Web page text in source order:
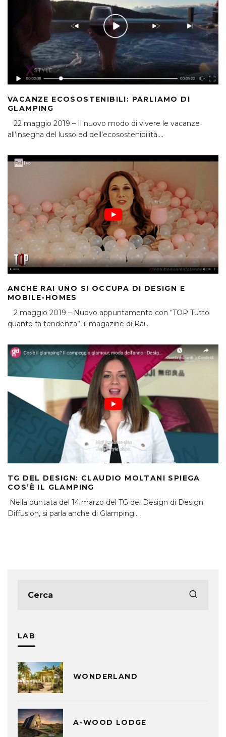
VACANZE ECOSOSTENIBILI: PARLIAMO DI
GLAMPING
22 maggio 2019 – Il nuovo modo di vivere le vacanze
all’insegna del lusso ed dell’ecosostenibilità....
ANCHE RAI UNO SI OCCUPA DI DESIGN E
MOBILE-HOMES
2 maggio 2019 – Nuovo appuntamento con “TOP Tutto
quanto fa tendenza”, il magazine di Rai...
TG DEL DESIGN: CLAUDIO MOLTANI SPIEGA
COS’È IL GLAMPING
Nella puntata del 14 marzo del TG del Design di Design
Diffusion, si parla anche di Glamping...
LAB
WONDERLAND
A-WOOD LODGE